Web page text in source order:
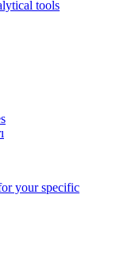
tools
your specific